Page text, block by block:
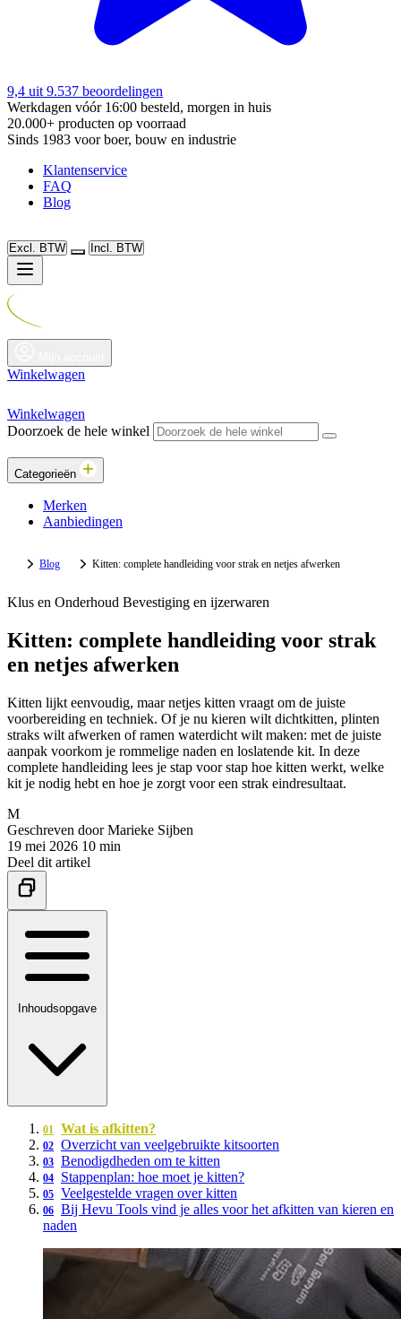
9,4 uit 9.537 beoordelingen
Werkdagen vóór 16:00 besteld, morgen in huis
20.000+ producten op voorraad
Sinds 1983 voor boer, bouw en industrie
Klantenservice
FAQ
Blog
Excl. BTW Incl. BTW
Winkelwagen
Winkelwagen
Doorzoek de hele winkel
Categorieën
Merken
Aanbiedingen
Blog Kitten: complete handleiding voor strak en netjes afwerken
Klus en Onderhoud Bevestiging en ijzerwaren
Kitten: complete handleiding voor strak
en netjes afwerken
Kitten lijkt eenvoudig, maar netjes kitten vraagt om de juiste
voorbereiding en techniek. Of je nu kieren wilt dichtkitten, plinten
straks wilt afwerken of ramen waterdicht wilt maken: met de juiste
aanpak voorkom je rommelige naden en loslatende kit. In deze
complete handleiding lees je stap voor stap hoe kitten werkt, welke
kit je nodig hebt en hoe je zorgt voor een strak eindresultaat.
M
Geschreven door Marieke Sijben
19 mei 2026 10 min
Deel dit artikel
Inhoudsopgave
Wat is afkitten?
Overzicht van veelgebruikte kitsoorten
Benodigdheden om te kitten
Stappenplan: hoe moet je kitten?
Veelgestelde vragen over kitten
Bij Hevu Tools vind je alles voor het afkitten van kieren en
naden